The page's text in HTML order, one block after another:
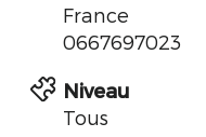
France
0667697023
Niveau
Tous